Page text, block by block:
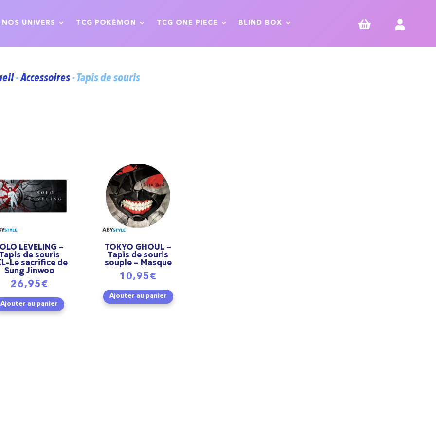
NOS UNIVERS TCG POKÉMON TCG ONE PIECE BLIND BOX  
-Accessoires- Tapis de souris
LEVELING –
de souris
Le sacrifice de
Sung Jinwoo
26,95€
Ajouter au panier
TOKYO GHOUL –
Tapis de souris
souple – Masque
10,95€
Ajouter au panier